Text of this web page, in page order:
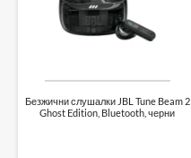
Безжични слушалки JBL Tune Beam 2
Ghost Edition, Bluetooth, черни